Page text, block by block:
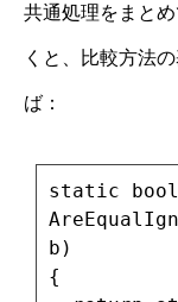
共通処理をまと
くと、比較方法
ば：
static bool
b)
{